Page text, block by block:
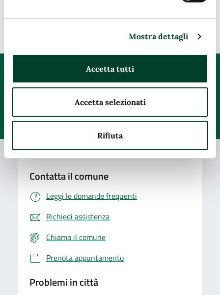
Mostra dettagli
Accetta tutti
Accetta selezionati
Rifiuta
Ultimo aggiornamento:08/07/2026, 17:30
Quanto sono chiare le informazioni su questa
pagina?
Valuta 5 stelle su 5
Valuta 4 stelle su 5
Valuta 3 stelle su 5
Valuta 2 stelle su 5
Valuta 1 stelle su 5
Contatta il comune
Leggi le domande frequenti
Richiedi assistenza
Chiama il comune
Prenota appuntamento
Problemi in città